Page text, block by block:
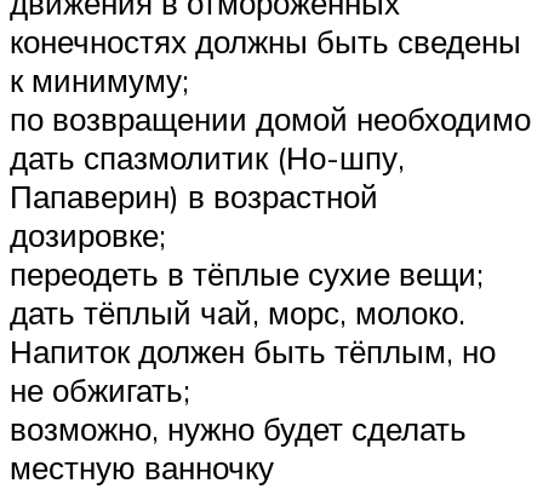
конечностях должны быть сведены
к минимуму;
по возвращении домой необходимо
дать спазмолитик (Но-шпу,
Папаверин) в возрастной
дозировке;
переодеть в тёплые сухие вещи;
дать тёплый чай, морс, молоко.
Напиток должен быть тёплым, но
не обжигать;
возможно, нужно будет сделать
местную ванночку